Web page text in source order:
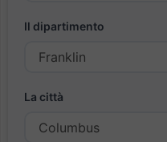
Il dipartimento
La città